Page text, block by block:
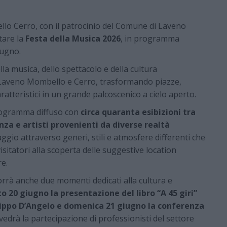
Cerro, con il patrocinio del Comune di Laveno
la Festa della Musica 2026, in programma
musica, dello spettacolo e della cultura
Mombello e Cerro, trasformando piazze,
in un grande palcoscenico a cielo aperto.
diffuso con circa quaranta esibizioni tra
e artisti provenienti da diverse realtà
attraverso generi, stili e atmosfere differenti che
alla scoperta delle suggestive location
anche due momenti dedicati alla cultura e
20 giugno la presentazione del libro “A 45 giri”
D’Angelo e domenica 21 giugno la conferenza
la partecipazione di professionisti del settore